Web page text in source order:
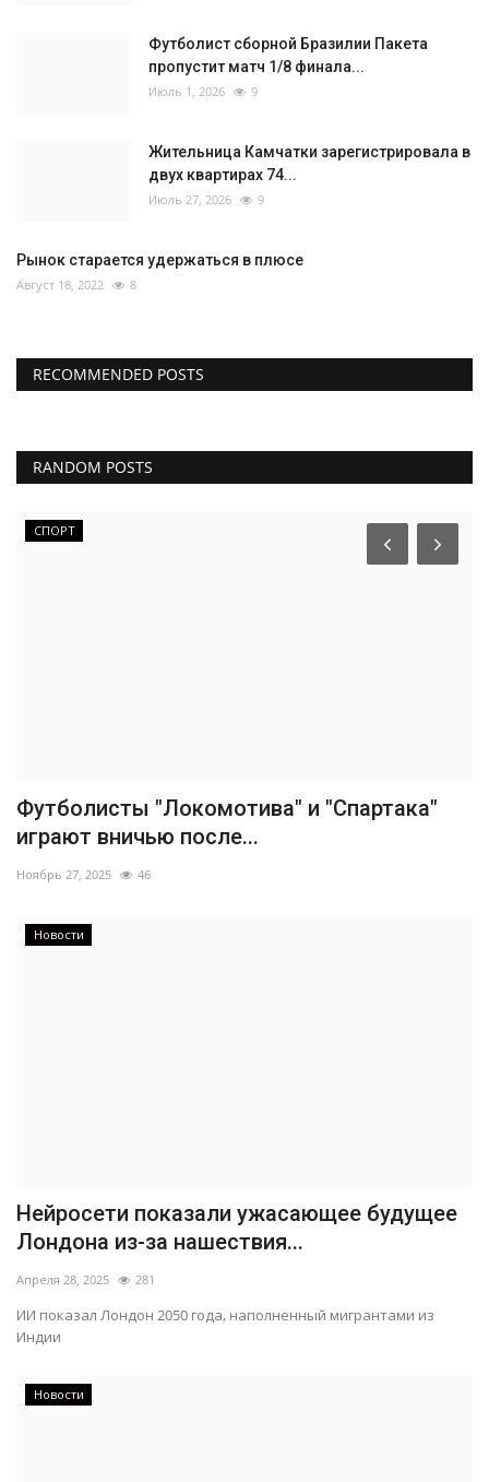
Футболист сборной Бразилии Пакета
пропустит матч 1/8 финала...
Июль 1, 2026 9
Жительница Камчатки зарегистрировала в
двух квартирах 74...
Июль 27, 2026 9
Рынок старается удержаться в плюсе
Август 18, 2022 8
RECOMMENDED POSTS
RANDOM POSTS
СПОРТ
Футболисты "Локомотива" и "Спартака"
играют вничью после...
Ноябрь 27, 2025 46
Новости
Нейросети показали ужасающее будущее
Лондона из-за нашествия...
Апреля 28, 2025 281
ИИ показал Лондон 2050 года, наполненный мигрантами из
Индии
Новости